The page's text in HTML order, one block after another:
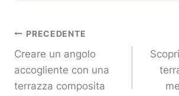
Navigazione
Articoli
PRECEDENTE
Creare un angolo
accogliente con una
terrazza composita